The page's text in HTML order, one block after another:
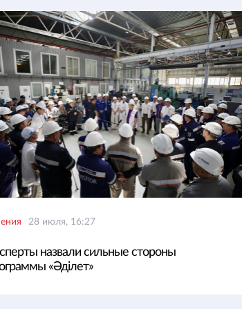
28 июля, 16:27
назвали сильные стороны
«Әділет»